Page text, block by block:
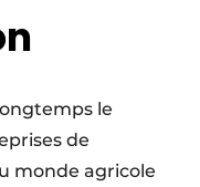
le
de
monde agricole